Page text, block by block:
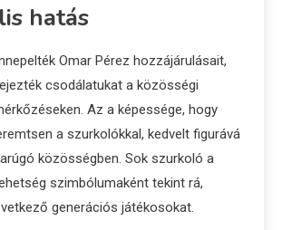
hatás
Omar Pérez hozzájárulásait,
csodálatukat a közösségi
Az a képessége, hogy
a szurkolókkal, kedvelt figurává
közösségben. Sok szurkoló a
szimbólumaként tekint rá,
generációs játékosokat.